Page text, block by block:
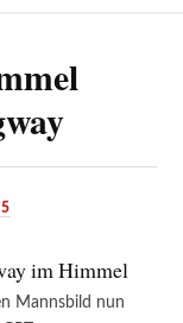
Mannsbild nun